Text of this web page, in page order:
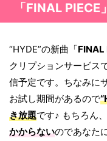
「FINAL
“HYDE”の新曲「FINAL
クリプションサービス
信予定です。ちなみに
お試し期間があるので
き放題です♪ もちろん、
かからないのであなた